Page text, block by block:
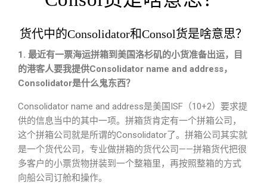
货代中的Consolidator和Consol货是啥意思？
1. 最近有一票海运拼箱到美国洛杉矶的小货准备出运，目
的港客人要我提供Consolidator name and address，
Consolidator是什么鬼东西？
Consolidator name and address是美国ISF（10+2）要求提
供的信息当中的其中一项。拼箱货肯定有一个拼箱公司，
这个拼箱公司就是所谓的Consolidator了。拼箱公司其实就
是一个货代公司，专业做拼箱的货代公司——拼箱货代把很
多客户的小票货物拼装到一个整箱里，再按照整箱的方式
向船公司订舱和操作。